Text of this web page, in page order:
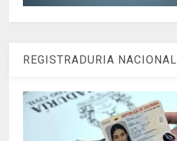
REGISTRADURIA NACIONAL